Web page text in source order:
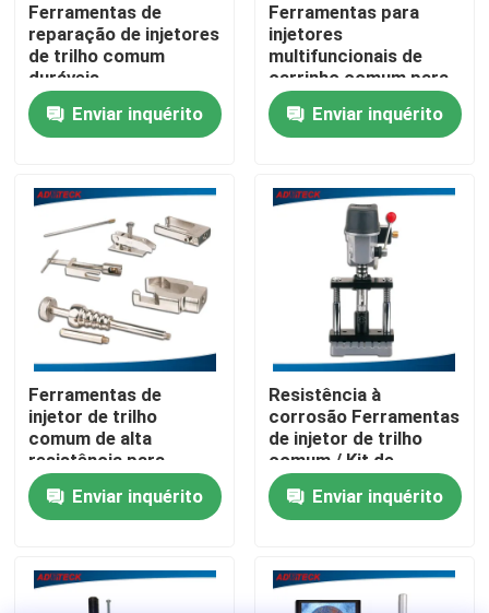
Produtos
Sobre nós
Excursão da fábrica
Controle da qualidade
Contacte-nos
Notícia
Casos
Equipamento de teste comum do trilho
Ferramentas de
reparação de injetores
de trilho comum
duráveis
Enviar inquérito
Ferramentas para
injetores
multifuncionais de
carrinho comum para
óleo de peças de
automóveis -
dispositivos de
Enviar inquérito
Ferramentas de
injetor de trilho
comum de alta
resistência para
desmontagem
Enviar inquérito
Resistência à
corrosão Ferramentas
de injetor de trilho
comum / Kit de
ferramentas de
classificação para
montagem de válvulas
Enviar inquérito